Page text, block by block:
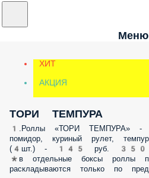
Меню
ХИТ
АКЦИЯ
ТОРИ ТЕМПУРА
1.Роллы «ТОРИ ТЕМПУРА» -
помидор, куриный рулет,
(4шт.) - 145 руб. 350
*в отдельные боксы роллы
раскладываются только по